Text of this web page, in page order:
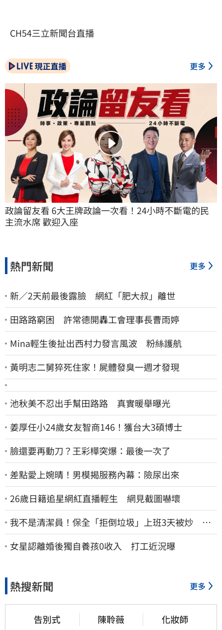
CH54三立新聞台直播
現正直播 更多
政論留友看 6大王牌政論一次看！24小時不斷電的民
主流水席 歡迎入座
熱門新聞 更多
新／2天前最後露臉 網紅「肥大叔」離世
田路路窮困 許常德開轟工會理事長曹雨婷
Mina輕生後扯出西村力發言風波 粉絲護航
黃明志二舅猝死住家！屍體發臭一週才發現
池秋美不忍出手幫田路路 真實暖舉曝光
姜厚任小24歲女友智商146！獲台大3碩博士
臉還要再動刀？王彩樺突爆：最後一次了
差點愛上婉晴！男模揭服務內幕：險尿出來
26歲日籍追星網紅直播輕生 網見截圖嚇壞
我不是清潔員！保全「拒倒垃圾」上班3天被炒 找
法院討公道結果出爐
女星認離婚後獨自養孩0收入 打工近況曝
熱搜新聞 更多
告別式 陳聆薇 化妝師